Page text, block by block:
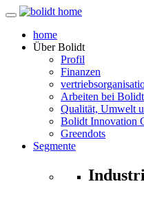
home
ÜberBolidt
Profil
Finanzen
Arbeiten bei Bolidt
Qualität, Umwelt
Bolidt Innovation
Greendots
Segmente